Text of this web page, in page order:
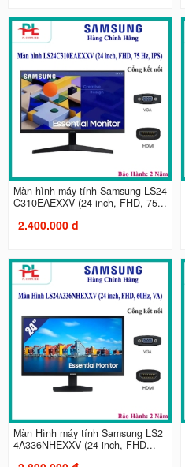
Màn hình máy tính Samsung LS24
C310EAEXXV (24 inch, FHD, 75...
2.400.000 đ
Màn Hình máy tính Samsung LS2
4A336NHEXXV (24 inch, FHD...